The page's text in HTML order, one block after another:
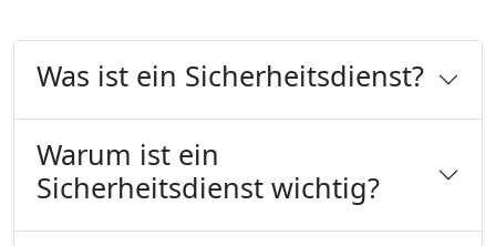
Was ist ein Sicherheitsdienst?
Warum ist ein
Sicherheitsdienst wichtig?